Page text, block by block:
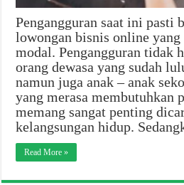
Pengangguran saat ini pasti
lowongan bisnis online yang
modal. Pengangguran tidak
orang dewasa yang sudah
namun juga anak – anak
yang merasa membutuhkan
memang sangat penting
kelangsungan hidup.
Read More »